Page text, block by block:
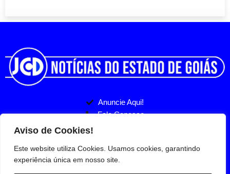
Anuncie Aqui!
Fale Conosco
Politicas de Privacidade